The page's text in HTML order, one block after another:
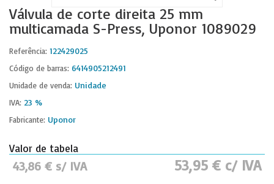
Válvula de corte direita 25 mm
multicamada S-Press, Uponor 1089029
Referência: 122429025
Código de barras: 6414905212491
Unidade de venda: Unidade
IVA: 23 %
Fabricante: Uponor
Valor de tabela
43,86 € s/ IVA 53,95 € c/ IVA